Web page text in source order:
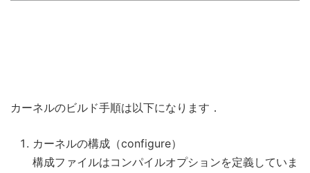
カーネルのビルド手順は以下になります．
カーネルの構成（configure）
構成ファイルはコンパイルオプションを定義していま